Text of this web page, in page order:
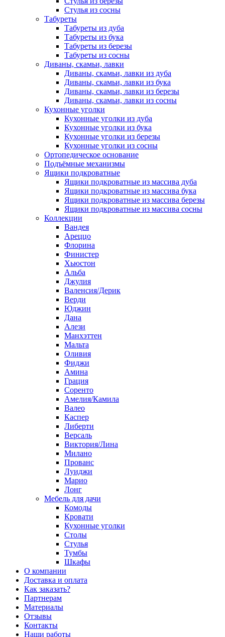
Стулья из сосны
Табуреты
Табуреты из дуба
Табуреты из бука
Табуреты из березы
Табуреты из сосны
Диваны, скамьи, лавки
Диваны, скамьи, лавки из дуба
Диваны, скамьи, лавки из бука
Диваны, скамьи, лавки из березы
Диваны, скамьи, лавки из сосны
Кухонные уголки
Кухонные уголки из дуба
Кухонные уголки из бука
Кухонные уголки из березы
Кухонные уголки из сосны
Ортопедическое основание
Подъёмные механизмы
Ящики подкроватные
Ящики подкроватные из массива дуба
Ящики подкроватные из массива бука
Ящики подкроватные из массива березы
Ящики подкроватные из массива сосны
Коллекции
Вандея
Ареццо
Флорина
Финистер
Хьюстон
Альба
Джулия
Валенсия/Дерик
Верди
Юджин
Дана
Алези
Манхэттен
Мальта
Оливия
Фиджи
Амина
Грация
Соренто
Амелия/Камила
Валео
Каспер
Либерти
Версаль
Виктория/Лина
Милано
Прованс
Луиджи
Марио
Лонг
Мебель для дачи
Комоды
Кровати
Кухонные уголки
Столы
Стулья
Тумбы
Шкафы
О компании
Доставка и оплата
Как заказать?
Партнерам
Материалы
Отзывы
Контакты
Наши работы